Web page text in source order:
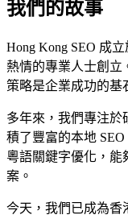
我們的故事
Hong Kong SEO 成
熱情的專業人士創立
策略是企業成功的基
多年來，我們專注於
積了豐富的本地
粵語關鍵字優化，能
案。
今天，我們已成為香